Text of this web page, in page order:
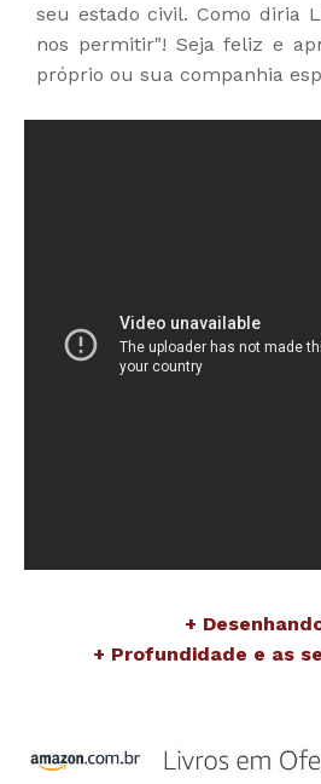
seu estado civil. Como diria
nos permitir"! Seja feliz e
próprio ou sua companhia
+
+ Profundidade e as